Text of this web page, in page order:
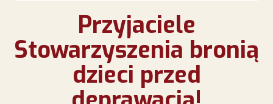
Przyjaciele
Stowarzyszenia bronią
dzieci przed